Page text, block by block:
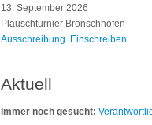
13. September 2026
Plauschturnier Bronschhofen
Ausschreibung
Einschreiben
Aktuell
Immer noch gesucht: